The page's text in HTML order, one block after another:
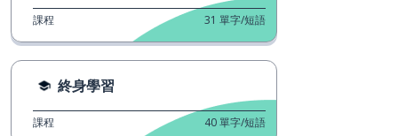
課程 31 單字/短語
終身學習
課程 40單字/短語